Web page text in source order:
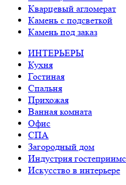
Кварцевый агломерат
Камень с подсветкой
Камень под заказ
ИНТЕРЬЕРЫ
Кухня
Гостиная
Спальня
Прихожая
Ванная комната
Офис
СПА
Загородный дом
Индустрия
Искусство в интерьере